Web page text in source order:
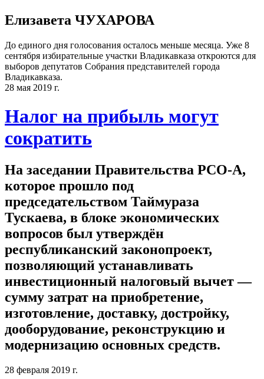
Елизавета ЧУХАРОВА
До единого дня голосования осталось меньше месяца. Уже 8
сентября избирательные участки Владикавказа откроются для
выборов депутатов Собрания представителей города
Владикавказа.
28 мая 2019 г.
Налог на прибыль могут
сократить
На заседании Правительства РСО-А,
которое прошло под
председательством Таймураза
Тускаева, в блоке экономических
вопросов был утверждён
республиканский законопроект,
позволяющий устанавливать
инвестиционный налоговый вычет —
сумму затрат на приобретение,
изготовление, доставку, достройку,
дооборудование, реконструкцию и
модернизацию основных средств.
28 февраля 2019 г.